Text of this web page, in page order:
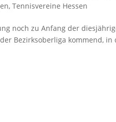
,Tennisvereine Hessen
noch zu Anfang der
Bezirksoberliga kommend, in